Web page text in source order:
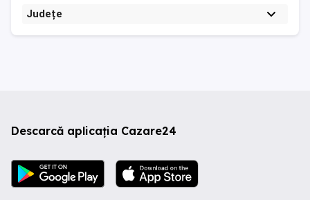
Județe
Descarcă aplicația Cazare24